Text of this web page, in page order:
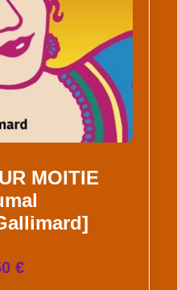
MOITIE
€